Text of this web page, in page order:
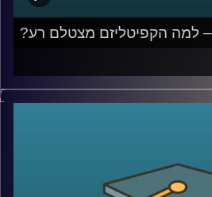
למה הקפיטליזם מצטלם רע?
על ידי הפוליטיקאים
מנפץ מיתוסים על השיטה
מדוע לדעתו זו הדרך